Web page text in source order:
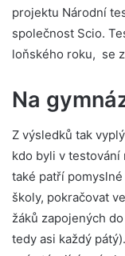
projektu Národní
společnost Scio.
loňského roku, se
Na
Z výsledků tak
kdo byli v testování
také patří
školy, pokračovat
žáků zapojených do
tedy asi každý